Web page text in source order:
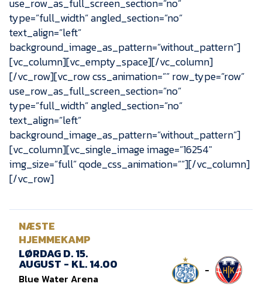
use_row_as_full_screen_section=”no”
type=”full_width” angled_section=”no”
text_align=”left”
background_image_as_pattern=”without_pattern”]
[vc_column][vc_empty_space][/vc_column]
[/vc_row][vc_row css_animation=”” row_type=”row”
use_row_as_full_screen_section=”no”
type=”full_width” angled_section=”no”
text_align=”left”
background_image_as_pattern=”without_pattern”]
[vc_column][vc_single_image image=”16254″
img_size=”full” qode_css_animation=””][/vc_column]
[/vc_row]
NÆSTE
HJEMMEKAMP
LØRDAG D. 15.
AUGUST - KL. 14.00
Blue Water Arena
-